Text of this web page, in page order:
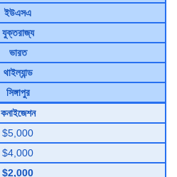
ইউএসএ
যুক্তরাজ্য
ভারত
থাইল্যান্ড
সিঙ্গাপুর
কনাইজেশন
$5,000
$4,000
$2,000